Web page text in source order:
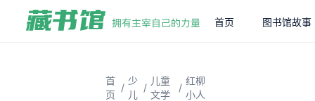
首页 图书馆故事
首
页
/
少
儿
/
儿童
文学
/
红柳
小人